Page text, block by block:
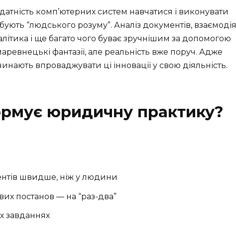
комп’ютерних систем навчатися і виконувати
“людського розуму”. Аналіз документів, взаємодія
і ще багато чого буває зручнішим за допомогою
фантазії, але реальність вже поруч. Адже
впроваджувати ці інновації у свою діяльність.
юридичну практику?
швидше, ніж у людини
постанов — на “раз-два”
завданнях